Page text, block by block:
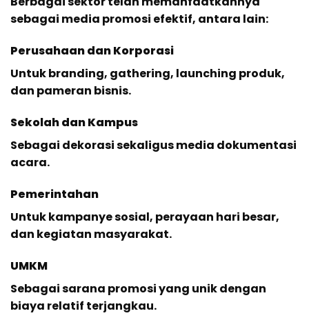
sebagai media promosi efektif, antara lain:
Perusahaan dan Korporasi
Untuk branding, gathering, launching produk,
dan pameran bisnis.
Sekolah dan Kampus
Sebagai dekorasi sekaligus media dokumentasi
acara.
Pemerintahan
Untuk kampanye sosial, perayaan hari besar,
dan kegiatan masyarakat.
UMKM
Sebagai sarana promosi yang unik dengan
biaya relatif terjangkau.